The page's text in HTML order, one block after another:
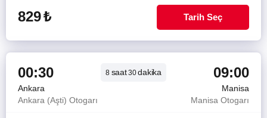
829₺ Tarih Seç
00:30 8 saat30dakika 09:00
Ankara
Manisa
Ankara (Aşti) Otogarı
Manisa Otogarı